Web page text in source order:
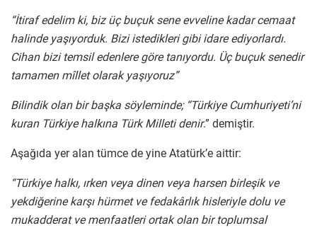
“İtiraf edelim ki, biz üç buçuk sene evveline kadar cemaat
halinde yaşıyorduk. Bizi istedikleri gibi idare ediyorlardı.
Cihan bizi temsil edenlere göre tanıyordu. Üç buçuk senedir
tamamen mîllet olarak yaşıyoruz”
Bilindik olan bir başka söyleminde; “Türkiye Cumhuriyeti’ni
kuran Türkiye halkına Türk Milleti denir.” demiştir.
Aşağıda yer alan tümce de yine Atatürk’e aittir:
“Türkiye halkı, ırken veya dinen veya harsen birleşik ve
yekdiğerine karşı hürmet ve fedakârlık hisleriyle dolu ve
mukadderat ve menfaatleri ortak olan bir toplumsal